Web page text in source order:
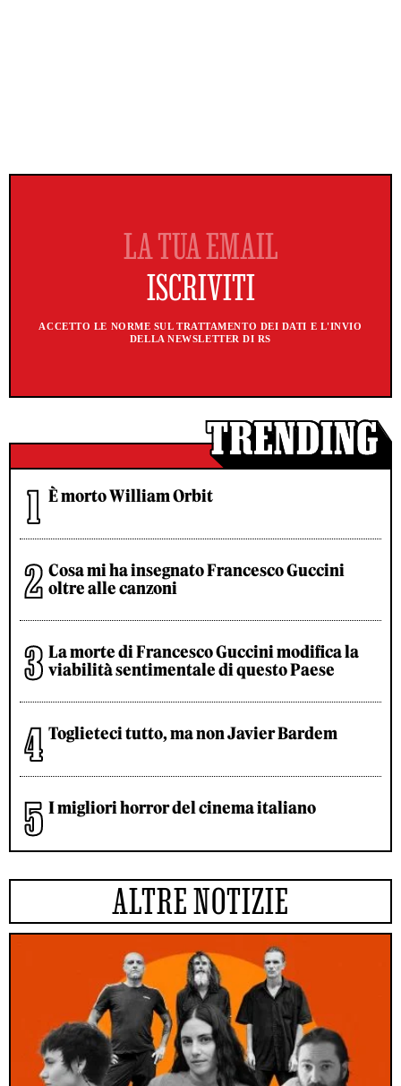
ACCETTO LE NORME SUL TRATTAMENTO DEI DATI E L'INVIO
DELLA NEWSLETTER DI RS
È morto William Orbit
Cosa mi ha insegnato Francesco Guccini
oltre alle canzoni
La morte di Francesco Guccini modifica la
viabilità sentimentale di questo Paese
Toglieteci tutto, ma non Javier Bardem
I migliori horror del cinema italiano
ALTRE NOTIZIE